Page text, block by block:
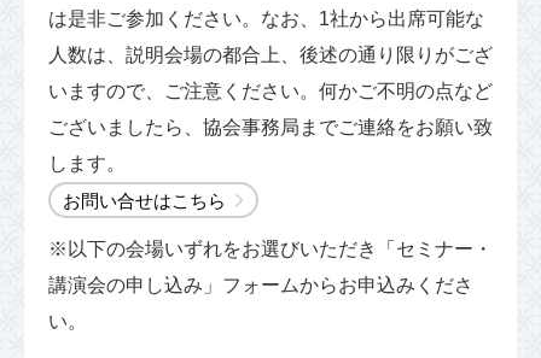
は是非ご参加ください。なお、1社から出席可能な
人数は、説明会場の都合上、後述の通り限りがござ
いますので、ご注意ください。何かご不明の点など
ございましたら、協会事務局までご連絡をお願い致
します。
お問い合せはこちら
※以下の会場いずれをお選びいただき「セミナー・
講演会の申し込み」フォームからお申込みくださ
い。